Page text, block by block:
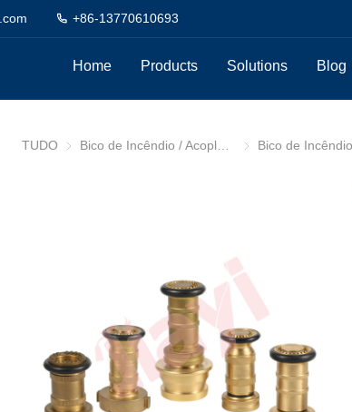
Home Products Solutions Blog
+86-13770610693
TUDO Bico de Incêndio /
Bico de Incêndio